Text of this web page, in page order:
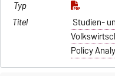
Studien-
Policy